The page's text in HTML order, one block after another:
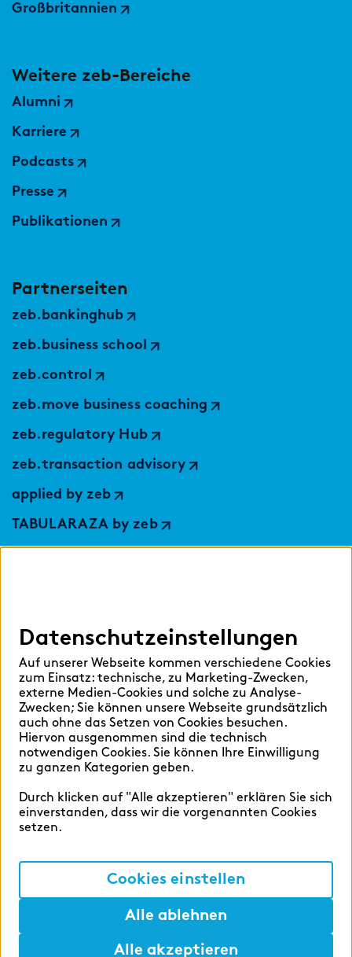
Großbritannien
Weitere zeb-Bereiche
Alumni
Karriere
Podcasts
Presse
Publikationen
Partnerseiten
zeb.bankinghub
zeb.business school
zeb.control
zeb.move business coaching
zeb.regulatory Hub
zeb.transaction advisory
applied by zeb
TABULARAZA by zeb
Hilfen
Sprache auswählen:
Deutsch English
Datenschutz
Datenschutzeinstellungen
Auf unserer Webseite kommen verschiedene Cookies
zum Einsatz: technische, zu Marketing-Zwecken,
externe Medien-Cookies und solche zu Analyse-
Zwecken; Sie können unsere Webseite grundsätzlich
auch ohne das Setzen von Cookies besuchen.
Hiervon ausgenommen sind die technisch
notwendigen Cookies. Sie können Ihre Einwilligung
zu ganzen Kategorien geben.
Durch klicken auf "Alle akzeptieren" erklären Sie sich
einverstanden, dass wir die vorgenannten Cookies
setzen.
Cookies einstellen
Alle ablehnen
Alle akzeptieren